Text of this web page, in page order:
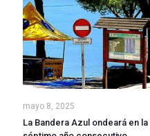
mayo 8, 2025
La Bandera Azul ondeará en